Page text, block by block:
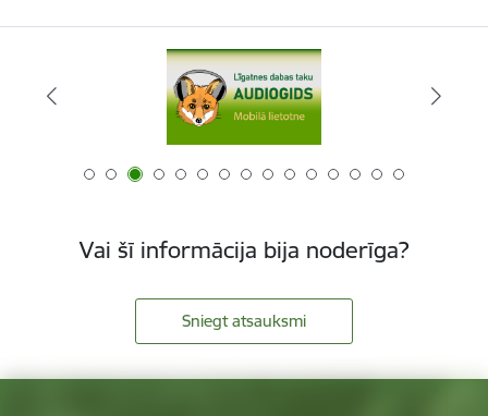
Vai šī informācija bija noderīga?
Sniegt atsauksmi